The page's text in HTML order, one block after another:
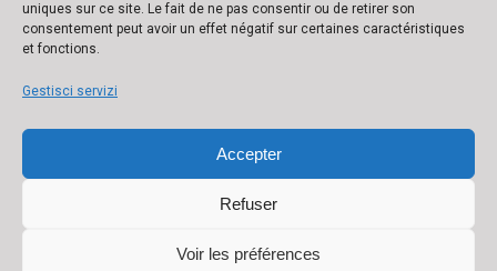
uniques sur ce site. Le fait de ne pas consentir ou de retirer son
consentement peut avoir un effet négatif sur certaines caractéristiques
et fonctions.
Gestisci servizi
Accepter
Refuser
Voir les préférences
R.C. Lussemburgo B 118719 Autorizzazione N° 136879/2 Partita
IVA N° LU 22332726 Banca: ING IBAN: LU02 0141 0443 4790 0000
/ BIC CELLLULL